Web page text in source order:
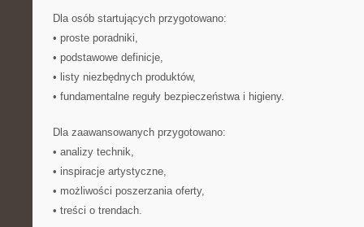
Dla osób startujących przygotowano:
• proste poradniki,
• podstawowe definicje,
• listy niezbędnych produktów,
• fundamentalne reguły bezpieczeństwa i higieny.
Dla zaawansowanych przygotowano:
• analizy technik,
• inspiracje artystyczne,
• możliwości poszerzania oferty,
• treści o trendach.